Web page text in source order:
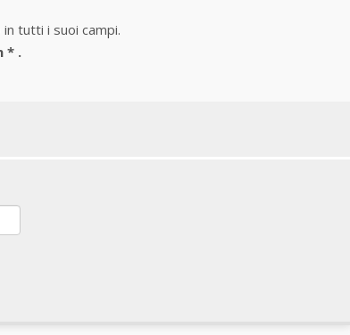
tutti i suoi campi.
* .